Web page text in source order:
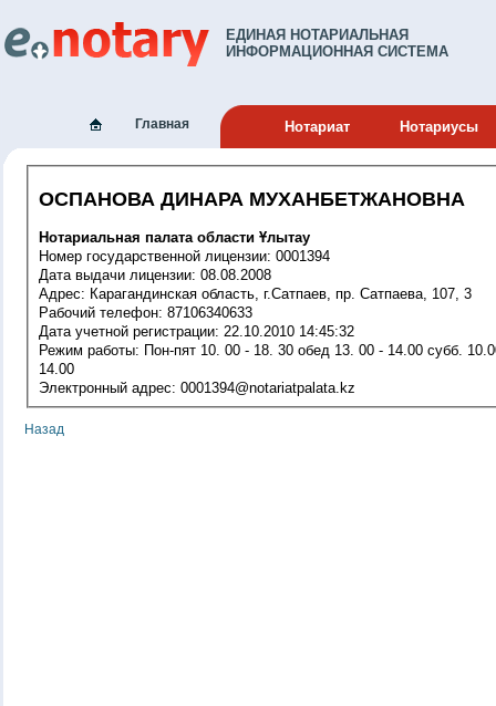
ЕДИНАЯ НОТАРИАЛЬНАЯ
ИНФОРМАЦИОННАЯ СИСТЕМА
Главная Нотариат Нотариусы
ОСПАНОВА ДИНАРА МУХАНБЕТЖАНОВНА
Нотариальная палата области Ұлытау
Номер государственной лицензии: 0001394
Дата выдачи лицензии: 08.08.2008
Адрес: Карагандинская область, г.Сатпаев, пр. Сатпаева, 107, 3
Рабочий телефон: 87106340633
Дата учетной регистрации: 22.10.2010 14:45:32
Режим работы: Пон-пят 10. 00 - 18. 30 обед 13. 00 - 14.00 субб. 10.00-
14.00
Электронный адрес: 0001394@notariatpalata.kz
Назад